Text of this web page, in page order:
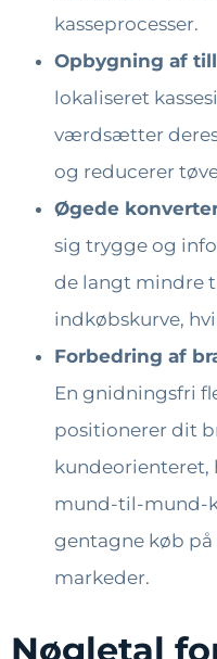
kasseprocesser.
Opbygning af
lokaliseret
værdsætter
og reducerer
Øgede
sig trygge og
de langt mindre
indkøbskurve,
Forbedring af
En gnidningsfri
positionerer dit
mund-til-mund-
gentagne køb
markeder.
Nøgletal